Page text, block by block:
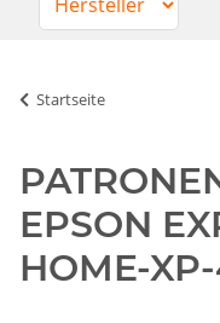
Startseite
EPSON
HOME-